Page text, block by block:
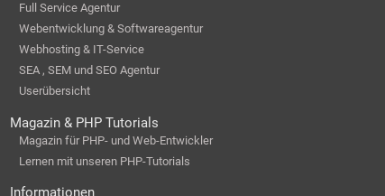
Full Service Agentur
Webentwicklung & Softwareagentur
Webhosting & IT-Service
SEA , SEM und SEO Agentur
Userübersicht
Magazin & PHP Tutorials
Magazin für PHP- und Web-Entwickler
Lernen mit unseren PHP-Tutorials
Informationen